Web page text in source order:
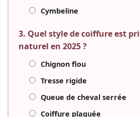
Cymbeline
3. Quel style de coiffure est
naturel en 2025 ?
Chignon flou
Tresse rigide
Queue de cheval serrée
Coiffure plaquée